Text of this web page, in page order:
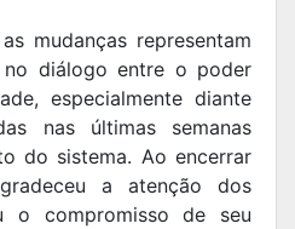
mudanças representam
no diálogo entre o poder
especialmente diante
nas últimas semanas
do sistema. Ao encerrar
a atenção dos
o compromisso de seu